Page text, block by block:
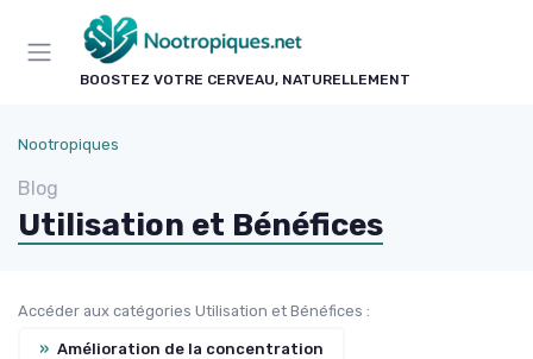
BOOSTEZ VOTRE CERVEAU, NATURELLEMENT
Nootropiques
Blog
Utilisation et Bénéfices
Accéder aux catégories Utilisation et Bénéfices :
» Amélioration de la concentration
Panneau de gestion des cookies